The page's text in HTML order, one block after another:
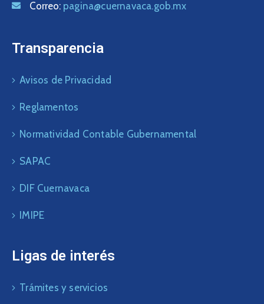
Correo: pagina@cuernavaca.gob.mx
Transparencia
Avisos de Privacidad
Reglamentos
Normatividad Contable Gubernamental
SAPAC
DIF Cuernavaca
IMIPE
Ligas de interés
Trámites y servicios